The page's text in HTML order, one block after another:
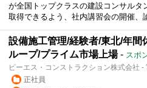
が全国トップクラスの建設コンサルタ
取得できるよう、社内講習会の開催、
設備施工管理/経験者/東北/年間
ループ/プライム市場上場- スポ
ピーエス・コンストラクション株式会社 -
正社員